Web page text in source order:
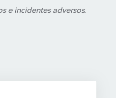
e incidentes adversos.